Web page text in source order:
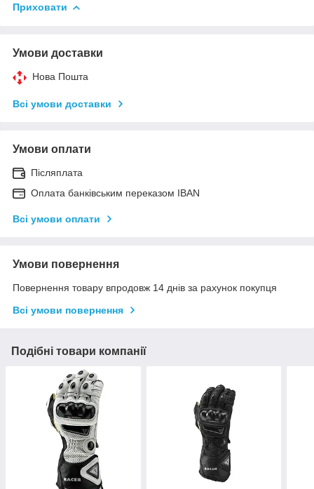
Приховати
Умови доставки
Нова Пошта
Всі умови доставки
Умови оплати
Післяплата
Оплата банківським переказом IBAN
Всі умови оплати
Умови повернення
Повернення товару впродовж 14 днів за рахунок покупця
Всі умови повернення
Подібні товари компанії